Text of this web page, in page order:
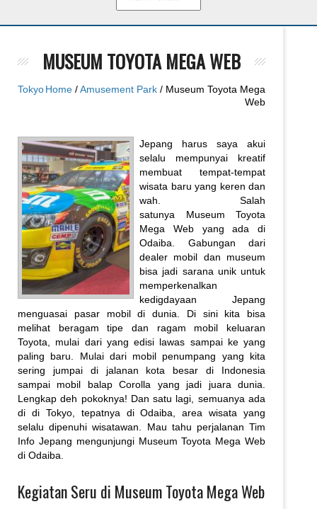
MUSEUM TOYOTA MEGA WEB
TokyoHome /Amusement Park / Museum Toyota Mega
Web
Jepang harus saya akui
selalu mempunyai kreatif
membuat tempat-tempat
wisata baru yang keren dan
wah. Salah
satunya Museum Toyota
Mega Web yang ada di
Odaiba. Gabungan dari
dealer mobil dan museum
bisa jadi sarana unik untuk
memperkenalkan
kedigdayaan Jepang
menguasai pasar mobil di dunia. Di sini kita bisa
melihat beragam tipe dan ragam mobil keluaran
Toyota, mulai dari yang edisi lawas sampai ke yang
paling baru. Mulai dari mobil penumpang yang kita
sering jumpai di jalanan kota besar di Indonesia
sampai mobil balap Corolla yang jadi juara dunia.
Lengkap deh pokoknya! Dan satu lagi, semuanya ada
di di Tokyo, tepatnya di Odaiba, area wisata yang
selalu dipenuhi wisatawan. Mau tahu perjalanan Tim
Info Jepang mengunjungi Museum Toyota Mega Web
di Odaiba.
Kegiatan Seru di Museum Toyota Mega Web